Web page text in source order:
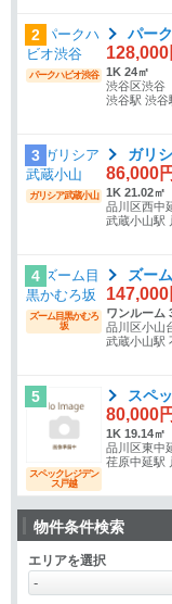
2
パークハビオ渋谷
パー
128,000
1K 24㎡
渋谷区渋谷
渋谷駅 渋谷
3
ガリシア武蔵小山
ガリ
86,000円
1K 21.02㎡
品川区西中
武蔵小山駅
4
ズーム目黒かむろ
坂
ズー
147,000
ワンルーム
品川区小山
武蔵小山駅
5
スペックレジデン
ス戸越
スペ
80,000円
1K 19.14㎡
品川区東中
荏原中延駅
物件条件検索
エリアを選択